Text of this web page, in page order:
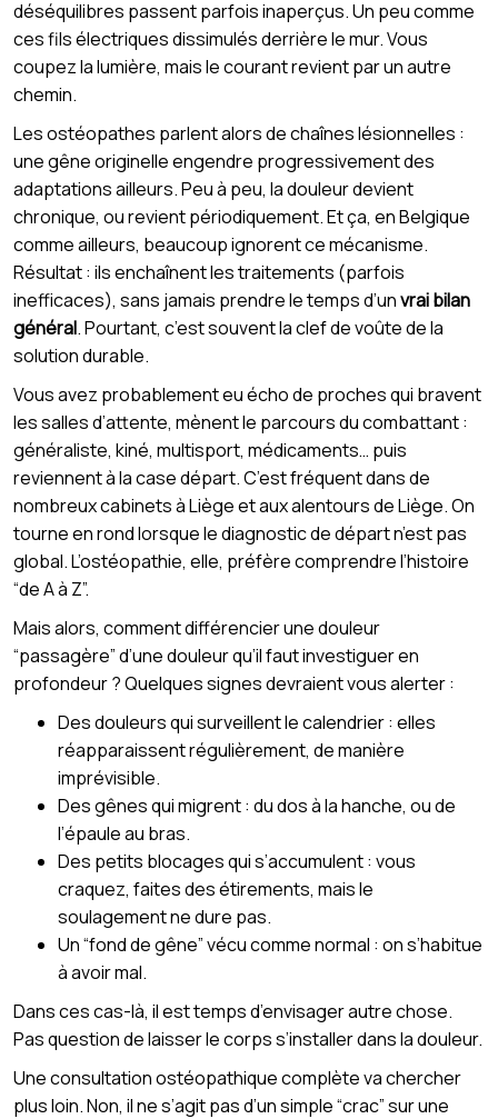
déséquilibres passent parfois inaperçus. Un peu comme
ces fils électriques dissimulés derrière le mur. Vous
coupez la lumière, mais le courant revient par un autre
chemin.
Les ostéopathes parlent alors de chaînes lésionnelles :
une gêne originelle engendre progressivement des
adaptations ailleurs. Peu à peu, la douleur devient
chronique, ou revient périodiquement. Et ça, en Belgique
comme ailleurs, beaucoup ignorent ce mécanisme.
Résultat : ils enchaînent les traitements (parfois
inefficaces), sans jamais prendre le temps d’unvrai bilan
général. Pourtant, c’est souvent la clef de voûte de la
solution durable.
Vous avez probablement eu écho de proches qui bravent
les salles d’attente, mènent le parcours du combattant :
généraliste, kiné, multisport, médicaments… puis
reviennent à la case départ. C’est fréquent dans de
nombreux cabinets à Liège et aux alentours de Liège. On
tourne en rond lorsque le diagnostic de départ n’est pas
global. L’ostéopathie, elle, préfère comprendre l’histoire
“de A à Z”.
Mais alors, comment différencier une douleur
“passagère” d’une douleur qu’il faut investiguer en
profondeur ? Quelques signes devraient vous alerter :
Des douleurs qui surveillent le calendrier : elles
réapparaissent régulièrement, de manière
imprévisible.
Des gênes qui migrent : du dos à la hanche, ou de
l’épaule au bras.
Des petits blocages qui s’accumulent : vous
craquez, faites des étirements, mais le
soulagement ne dure pas.
Un “fond de gêne” vécu comme normal : on s’habitue
à avoir mal.
Dans ces cas-là, il est temps d’envisager autre chose.
Pas question de laisser le corps s’installer dans la douleur.
Une consultation ostéopathique complète va chercher
plus loin. Non, il ne s’agit pas d’un simple “crac” sur une